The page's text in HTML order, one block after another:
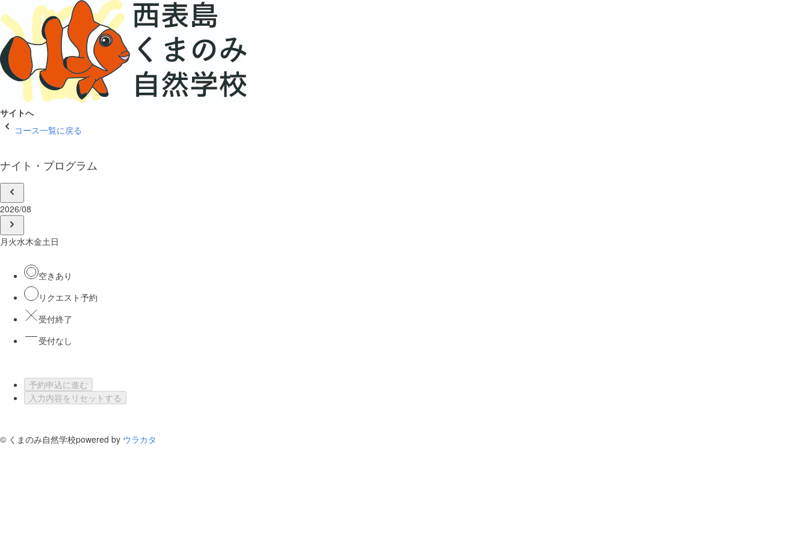
サイトへ
コース一覧に戻る
ナイト・プログラム
2026/08
月 火水木金土日
空きあり
リクエスト予約
受付終了
受付なし
予約申込に進む
入力内容をリセットする
© くまのみ自然学校powered by ウラカタ